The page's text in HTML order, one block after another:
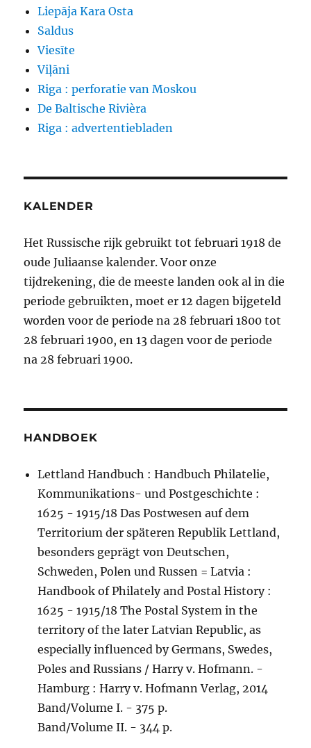
Liepāja Kara Osta
Saldus
Viesīte
Viļāni
Riga : perforatie van Moskou
De Baltische Rivièra
Riga : advertentiebladen
KALENDER
Het Russische rijk gebruikt tot februari 1918 de
oude Juliaanse kalender. Voor onze
tijdrekening, die de meeste landen ook al in die
periode gebruikten, moet er 12 dagen bijgeteld
worden voor de periode na 28 februari 1800 tot
28 februari 1900, en 13 dagen voor de periode
na 28 februari 1900.
HANDBOEK
Lettland Handbuch : Handbuch Philatelie,
Kommunikations- und Postgeschichte :
1625 - 1915/18 Das Postwesen auf dem
Territorium der späteren Republik Lettland,
besonders geprägt von Deutschen,
Schweden, Polen und Russen = Latvia :
Handbook of Philately and Postal History :
1625 - 1915/18 The Postal System in the
territory of the later Latvian Republic, as
especially influenced by Germans, Swedes,
Poles and Russians / Harry v. Hofmann. -
Hamburg : Harry v. Hofmann Verlag, 2014
Band/Volume I. - 375 p.
Band/Volume II. - 344 p.